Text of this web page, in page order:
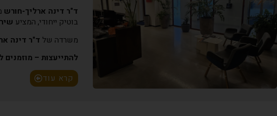
ד"ר דינה ארליך-חורש
בוטיק ייחודי, המציע
משרדה של ד"ר דינה
להתייעצות –
קרא עוד